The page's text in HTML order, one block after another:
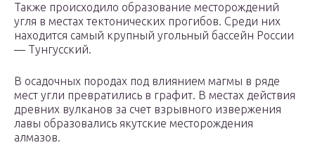
Также происходило образование месторождений
угля в местах тектонических прогибов. Среди них
находится самый крупный угольный бассейн России
— Тунгусский.
В осадочных породах под влиянием магмы в ряде
мест угли превратились в графит. В местах действия
древних вулканов за счет взрывного извержения
лавы образовались якутские месторождения
алмазов.